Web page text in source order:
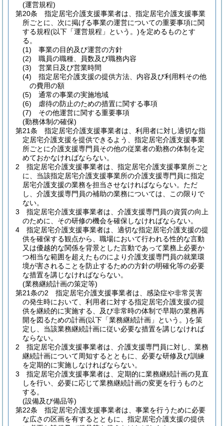
(運営規程)
第20条
指定居宅介護支援事業者は、指定居宅介護支援事業
所ごとに、次に掲げる事業の運営についての重要事項に関
する規程(以下「運営規程」という。)を定めるものとす
る。
(1)
事業の目的及び運営の方針
(2)
職員の職種、員数及び職務内容
(3)
営業日及び営業時間
(4)
指定居宅介護支援の提供方法、内容及び利用料その他
の費用の額
(5)
通常の事業の実施地域
(6)
虐待の防止のための措置に関する事項
(7)
その他運営に関する重要事項
(勤務体制の確保)
第21条
指定居宅介護支援事業者は、利用者に対し適切な指
定居宅介護支援を提供できるよう、指定居宅介護支援事業
所ごとに介護支援専門員その他の従業者の勤務の体制を定
めておかなければならない。
2
指定居宅介護支援事業者は、指定居宅介護支援事業所ごと
に、当該指定居宅介護支援事業所の介護支援専門員に指定
居宅介護支援の業務を担当させなければならない。 ただ
し、介護支援専門員の補助の業務については、この限りで
ない。
3
指定居宅介護支援事業者は、介護支援専門員の資質の向上
のために、その研修の機会を確保しなければならない。
4
指定居宅介護支援事業者は、適切な指定居宅介護支援の提
供を確保する観点から、職場において行われる性的な言動
又は優越的な関係を背景とした言動であって業務上必要か
つ相当な範囲を超えたものにより介護支援専門員の就業環
境が害されることを防止するための方針の明確化等の必要
な措置を講じなければならない。
(業務継続計画の策定等)
第21条の2
指定居宅介護支援事業者は、感染症や非常災害
の発生時において、利用者に対する指定居宅介護支援の提
供を継続的に実施する、及び非常時の体制で早期の業務再
開を図るための計画(以下「業務継続計画」という。)を策
定し、当該業務継続計画に従い必要な措置を講じなければ
ならない。
2
指定居宅介護支援事業者は、介護支援専門員に対し、業務
継続計画について周知するとともに、必要な研修及び訓練
を定期的に実施しなければならない。
3
指定居宅介護支援事業者は、定期的に業務継続計画の見直
しを行い、必要に応じて業務継続計画の変更を行うものと
する。
(設備及び備品等)
第22条
指定居宅介護支援事業者は、事業を行うために必要
な広さの区画を有するとともに、指定居宅介護支援の提供